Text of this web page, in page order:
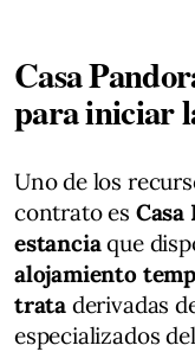
Casa
para iniciar
Uno de los
contrato es Casa
estanciaque
alojamiento
trata derivadas
especializados